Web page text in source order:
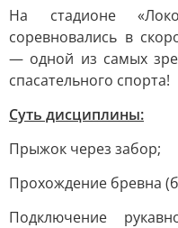
На стадионе
соревновались в
— одной из самых
спасательного спорта!
Суть дисциплины:
Прыжок через забор;
Прохождение бревна
Подключение